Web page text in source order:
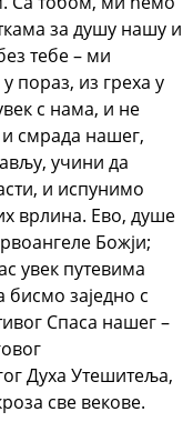
за душу нашу и
тебе – ми
пораз, из греха у
с нама, и не
смрада нашег,
учини да
и испунимо
врлина. Ево, душе
Божји;
увек путевима
бисмо заједно с
Спаса нашег –
Духа Утешитеља,
све векове.